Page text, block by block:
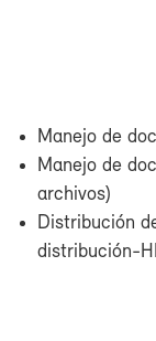
Ma­ne­jo de
Ma­ne­jo de
ar­chi­vos)
Dis­tri­bu­ción
distribución-​